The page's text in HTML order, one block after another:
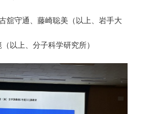
舘守通、藤崎聡美（以上、岩手大
以上、分子科学研究所）